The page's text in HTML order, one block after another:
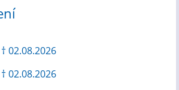
02.08.2026
02.08.2026